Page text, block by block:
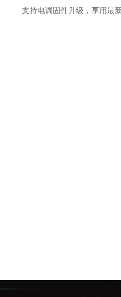
支持电调固件升级，享用最